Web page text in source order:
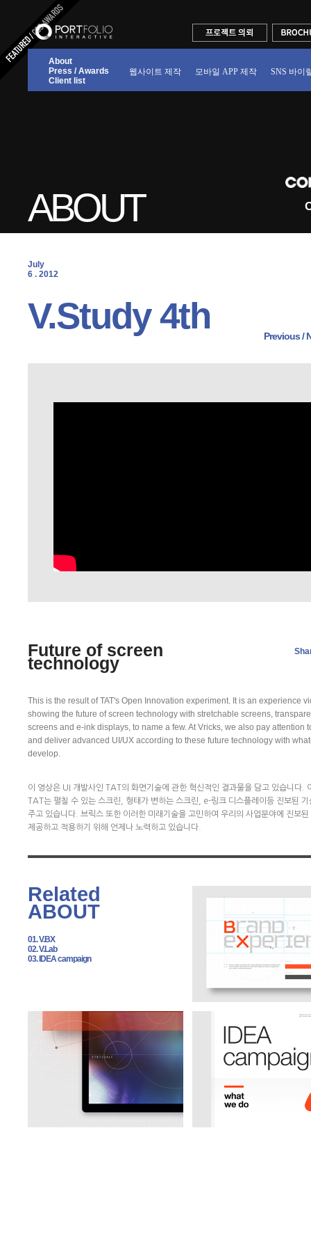
About
Press / Awards
Client list
웹사이트 제작 모바일 APP 제작 SNS 바이
ABOUT
July
6 . 2012
V.Study 4th Previous /
Future of screen
technology
This is the result of TAT's Open Innovation experiment. It is an experience
showing the future of screen technology with stretchable screens,
screens and e-ink displays, to name a few. At Vricks, we also pay attention
and deliver advanced UI/UX according to these future technology with
develop.
이 영상은 UI 개발사인 TAT의 화면기술에 관한 혁신적인 결과물을 담고 있습니다.
TAT는 펼칠 수 있는 스크린, 형태가 변하는 스크린, e-링크 디스플레이등 진보된 기
주고 있습니다. 브릭스 또한 이러한 미래기술을 고민하여 우리의 사업분야에 진보
제공하고 적용하기 위해 언제나 노력하고 있습니다.
Related
ABOUT
01. V.BX
02. V.Lab
03. IDEA campaign